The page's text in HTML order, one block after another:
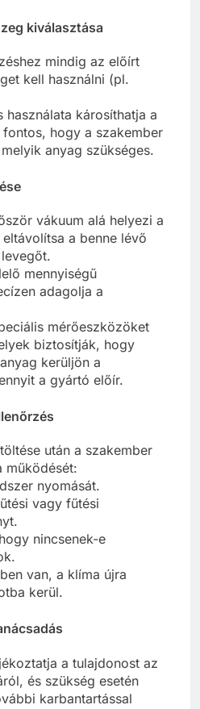
kiválasztása
mindig az előírt
kell használni (pl.
használata károsíthatja a
hogy a szakember
anyag szükséges.
vákuum alá helyezi a
a benne lévő
mennyiségű
adagolja a
mérőeszközöket
biztosítják, hogy
kerüljön a
a gyártó előír.
után a szakember
működését:
nyomását.
vagy fűtési
nincsenek-e
van, a klíma újra
kerül.
a tulajdonost az
és szükség esetén
karbantartással